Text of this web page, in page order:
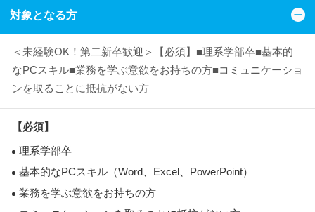
対象となる方
＜未経験OK！第二新卒歓迎＞【必須】■理系学部卒■基本的
なPCスキル■業務を学ぶ意欲をお持ちの方■コミュニケーショ
ンを取ることに抵抗がない方
【必須】
理系学部卒
基本的なPCスキル（Word、Excel、PowerPoint）
業務を学ぶ意欲をお持ちの方